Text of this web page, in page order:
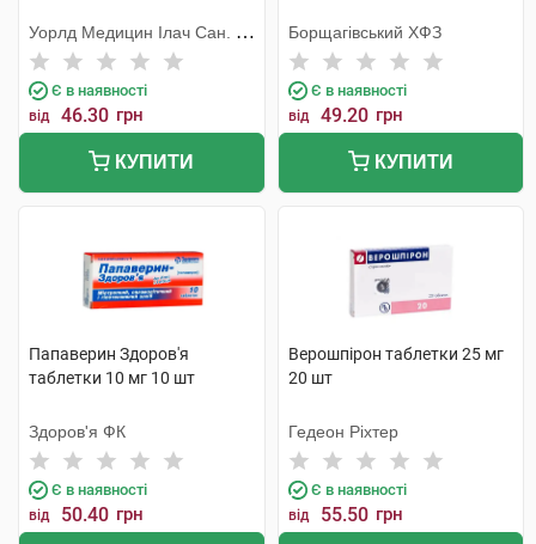
Уорлд Медицин Ілач Сан. Ве
Тідж
Є в наявності
від 46.30 грн
КУПИТИ
Борщагівський ХФЗ
Є в наявності
від 49.20 грн
КУПИТИ
Папаверин Здоров'я
таблетки 10 мг 10 шт
Здоров'я ФК
Є в наявності
від 50.40 грн
Верошпірон таблетки 25 мг
20 шт
Гедеон Ріхтер
Є в наявності
від 55.50 грн